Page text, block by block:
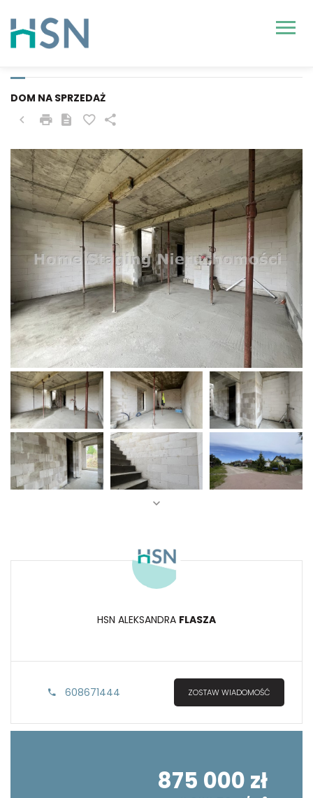
DOBRA (SZCZECIŃSKA),
WĄWELNICA
DOM NA SPRZEDAŻ
HSN ALEKSANDRA FLASZA
608671444 ZOSTAW WIADOMOŚĆ
875 000 zł